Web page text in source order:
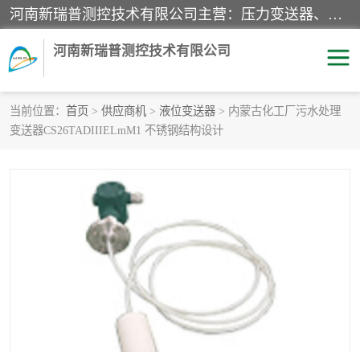
河南新瑞普测控技术有限公司主营：压力变送器、液位变送器、差压变送器、雷达料位计、电容物位计、温度显示控制仪表、电量变送器、流量计、工业自动化系统成套设备。
河南新瑞普测控技术有限公司
当前位置： 首页 > 供应商机 > 液位变送器 > 内蒙古化工厂污水处理
变送器CS26TADIIIELmM1 不锈钢结构设计
霍尼韦尔压力变送器 CS系列变送器
1151/3351产品分类
雷达料位计
标准型工业压力变送器 罐旁显示仪
温度传感器变送器
电容物位计